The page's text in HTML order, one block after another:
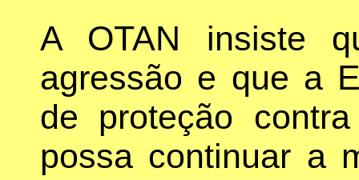
A OTAN insiste
agressão e que a
de proteção
possa continuar a